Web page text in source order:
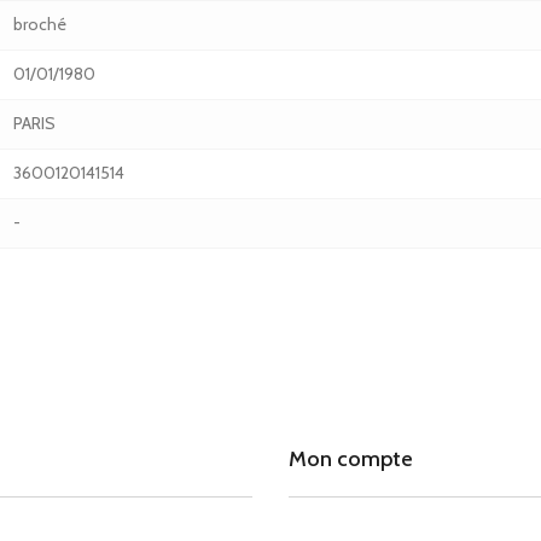
broché
01/01/1980
PARIS
3600120141514
-
Mon compte